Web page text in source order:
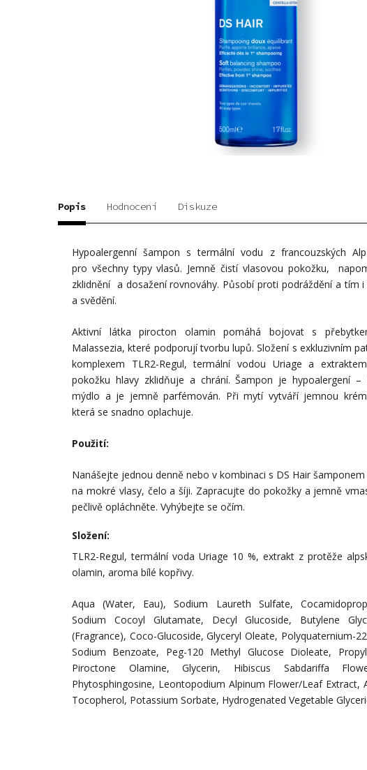
Popis Hodnocení Diskuze
Hypoalergenní šampon s termální vodu z francouzských
pro všechny typy vlasů. Jemně čistí vlasovou pokožku,
zklidnění a dosažení rovnováhy. Působí proti podráždění a tím
a svědění.
Aktivní látka pirocton olamin pomáhá bojovat s
Malassezia, které podporují tvorbu lupů. Složení s exkluzivním
komplexem TLR2-Regul, termální vodou Uriage a
pokožku hlavy zklidňuje a chrání. Šampon je hypoalergení –
mýdlo a je jemně parfémován. Při mytí vytváří jemnou
která se snadno oplachuje.
Použití:
Nanášejte jednou denně nebo v kombinaci s DS Hair
na mokré vlasy, čelo a šíji. Zapracujte do pokožky a jemně
pečlivě opláchněte. Vyhýbejte se očím.
Složení:
TLR2-Regul, termální voda Uriage 10 %, extrakt z protěže
olamin, aroma bílé kopřivy.
Aqua (Water, Eau), Sodium Laureth Sulfate,
Sodium Cocoyl Glutamate, Decyl Glucoside, Butylene
(Fragrance), Coco-Glucoside, Glyceryl Oleate, Polyquaternium-
Sodium Benzoate, Peg-120 Methyl Glucose Dioleate,
Piroctone Olamine, Glycerin, Hibiscus Sabdariffa
Phytosphingosine, Leontopodium Alpinum Flower/Leaf Extract,
Tocopherol, Potassium Sorbate, Hydrogenated Vegetable